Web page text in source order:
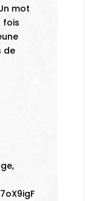
mot
fois
de